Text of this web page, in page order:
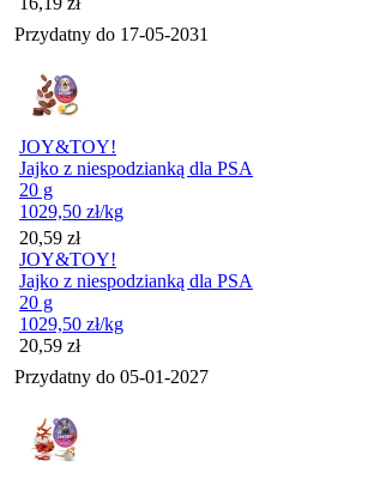
Przydatny do 17-05-2031
JOY&TOY!
Jajko z niespodzianką dla PSA
20 g
1029,50 zł/kg
Cena
20,59 zł
JOY&TOY!
Jajko z niespodzianką dla PSA
20 g
1029,50 zł/kg
Cena
20,59 zł
Przydatny do 05-01-2027